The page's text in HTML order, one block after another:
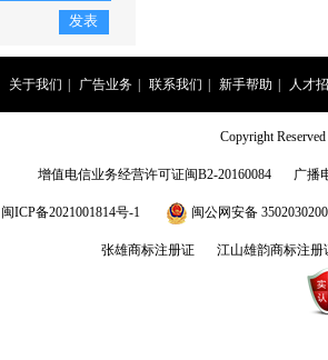
关于我们 广告业务 联系我们 新手帮助 人才
Copyright
增值电信业务经营许可证闽B2-20160084 广播
闽ICP备2021001814号-1 闽公网安备
张雄商标注册证 江山雄韵商标注册